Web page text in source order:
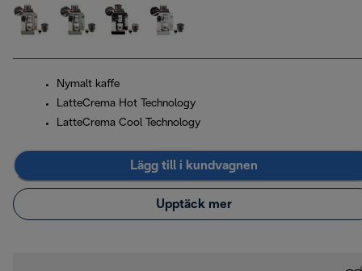
Nymalt kaffe
LatteCrema Hot Technology
LatteCrema Cool Technology
Lägg till i kundvagnen
Upptäck mer